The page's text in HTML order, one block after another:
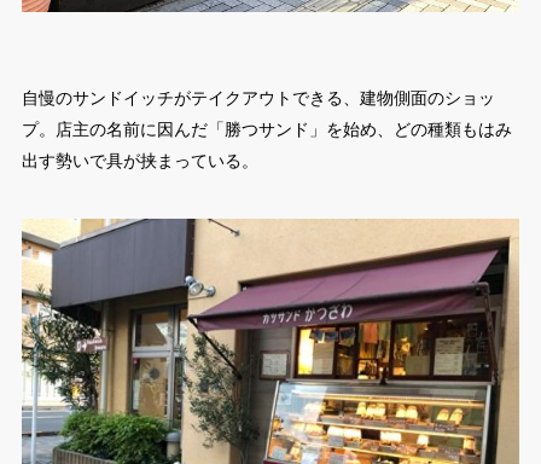
自慢のサンドイッチがテイクアウトできる、建物側面のショッ
プ。店主の名前に因んだ「勝つサンド」を始め、どの種類もはみ
出す勢いで具が挟まっている。